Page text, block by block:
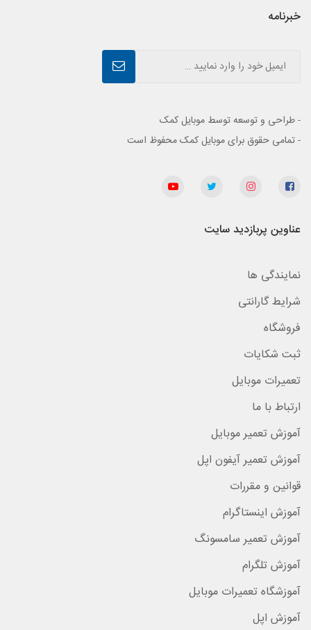
خبرنامه
- طراحی و توسعه توسط موبایل کمک
- تمامی حقوق برای موبایل کمک محفوظ است
عناوین پربازدید سایت
نمایندگی ها
شرایط گارانتی
فروشگاه
ثبت شکایات
تعمیرات موبایل
ارتباط با ما
آموزش تعمیر موبایل
آموزش تعمیر آیفون اپل
قوانین و مقررات
آموزش اینستاگرام
آموزش تعمیر سامسونگ
آموزش تلگرام
آموزشگاه تعمیرات موبایل
آموزش اپل